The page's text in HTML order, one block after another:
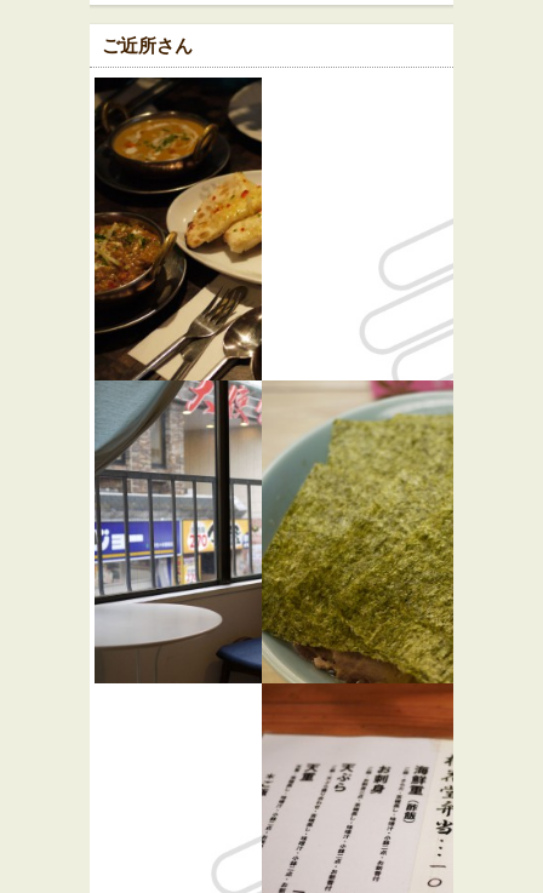
ご近所さん
アヒリヤ
★★☆
アジア・エスニッ
ク
カレー屋
文明軒 ★☆☆
パン屋
らすた ★☆☆
らーめん屋